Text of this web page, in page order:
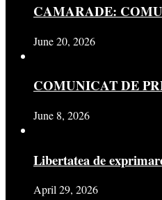
CAMARADE:
June 20, 2026
COMUNICAT DE
June 8, 2026
Libertatea de
April 29, 2026